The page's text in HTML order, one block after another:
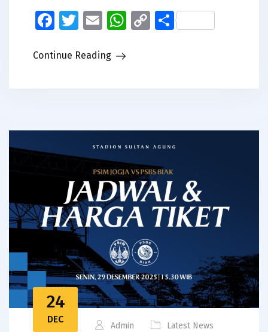
Facebook
Twitter
EmailWhatsApp
CopyShare
Continue Reading
24
DEC
Admin Latest News